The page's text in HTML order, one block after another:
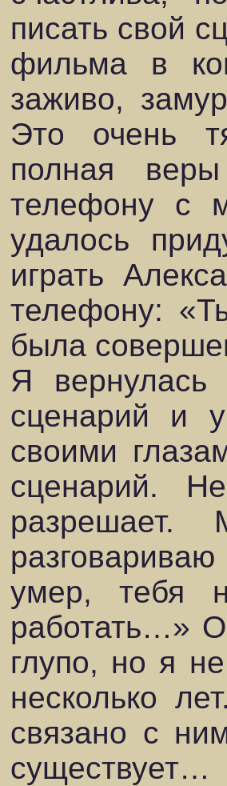
писать свой
фильма в
заживо,
Это очень
полная
телефону с
удалось
играть
телефону:
была
Я вернулась
сценарий и
своими
сценарий.
разрешает.
умер, тебя
работать…»
глупо, но я
несколько
связано с
существует…